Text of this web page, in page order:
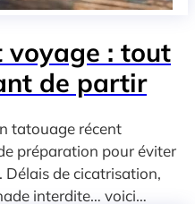
voyage : tout
de partir
tatouage récent
préparation pour éviter
Délais de cicatrisation,
interdite… voici…